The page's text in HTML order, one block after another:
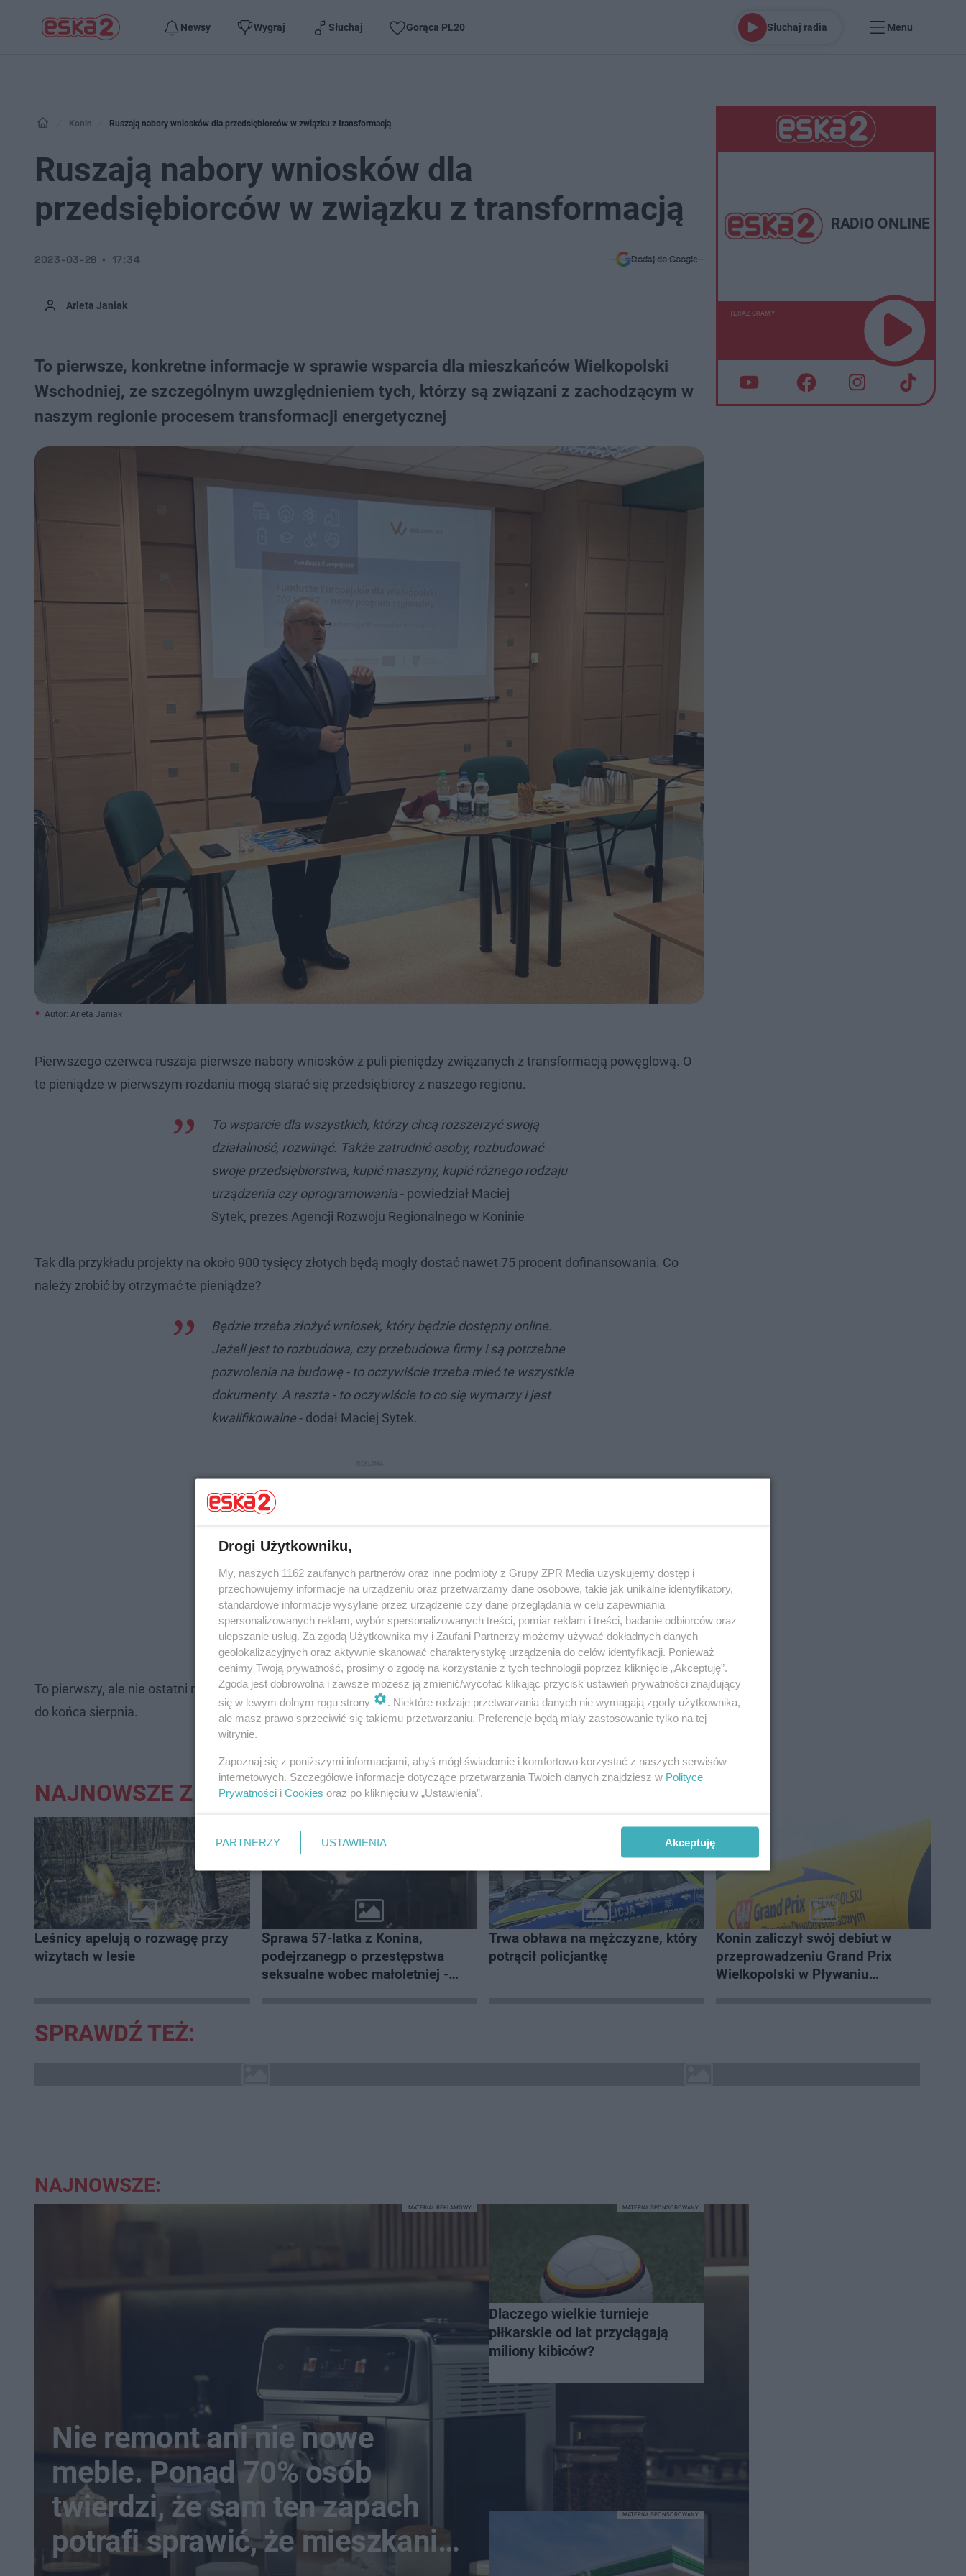
Newsy Wygraj Słuchaj Gorąca PL20 Słuchaj radia Menu
Konin Ruszają nabory wniosków dla przedsiębiorców w związku z transformacją
Ruszają nabory wniosków dla
przedsiębiorców w związku z transformacją
Arleta Janiak
2023-03-28 17:34 Dodaj do Google
To pierwsze, konkretne informacje w sprawie wsparcia dla mieszkańców Wielkopolski
Wschodniej, ze szczególnym uwzględnieniem tych, którzy są związani z zachodzącym w
naszym regionie procesem transformacji energetycznej
Autor: Arleta Janiak
Pierwszego czerwca ruszaja pierwsze nabory wniosków z puli pieniędzy związanych z transformacją powęglową. O
te pieniądze w pierwszym rozdaniu mogą starać się przedsiębiorcy z naszego regionu.
To wsparcie dla wszystkich, którzy chcą rozszerzyć swoją
działalność, rozwinąć. Także zatrudnić osoby, rozbudować
swoje przedsiębiorstwa, kupić maszyny, kupić różnego rodzaju
urządzenia czy oprogramowania- powiedział Maciej
Sytek, prezes Agencji Rozwoju Regionalnego w Koninie
Tak dla przykładu projekty na około 900 tysięcy złotych będą mogły dostać nawet 75 procent dofinansowania. Co
należy zrobić by otrzymać te pieniądze?
Będzie trzeba złożyć wniosek, który będzie dostępny online.
Jeżeli jest to rozbudowa, czy przebudowa firmy i są potrzebne
pozwolenia na budowę - to oczywiście trzeba mieć te wszystkie
dokumenty. A reszta - to oczywiście to co się wymarzy i jest
kwalifikowalne- dodał Maciej Sytek.
To pierwszy, ale nie ostatni nabór wniosków w tym roku. Wnioski w ramach tej transzy przedsiębiorcy mogą składać
do końca sierpnia.
RADIO ONLINE
TERAZ GRAMY
NAJNOWSZE Z DZIAŁU:
Leśnicy apelują o rozwagę przy
wizytach w lesie
Sprawa 57-latka z Konina,
podejrzanegp o przestępstwa
seksualne wobec małoletniej -
Trwa obława na mężczyzne, który
potrącił policjantkę
Konin zaliczył swój debiut w
przeprowadzeniu Grand Prix
Wielkopolski w Pływaniu
SPRAWDŹ TEŻ:
NAJNOWSZE:
Nie remont ani nie nowe
meble. Ponad 70% osób
twierdzi, że sam ten zapach
potrafi sprawić, że mieszkanie
MATERIAŁ REKLAMOWY
Dlaczego wielkie turnieje
piłkarskie od lat przyciągają
miliony kibiców?
MATERIAŁ SPONSOROWANY
MATERIAŁ SPONSOROWANY
Drogi Użytkowniku,
My, naszych 1162 zaufanych partnerów oraz inne podmioty z Grupy ZPR Media uzyskujemy dostęp i
przechowujemy informacje na urządzeniu oraz przetwarzamy dane osobowe, takie jak unikalne identyfikatory,
standardowe informacje wysyłane przez urządzenie czy dane przeglądania w celu zapewniania
spersonalizowanych reklam, wybór spersonalizowanych treści, pomiar reklam i treści, badanie odbiorców oraz
ulepszanie usług. Za zgodą Użytkownika my i Zaufani Partnerzy możemy używać dokładnych danych
geolokalizacyjnych oraz aktywnie skanować charakterystykę urządzenia do celów identyfikacji. Ponieważ
cenimy Twoją prywatność, prosimy o zgodę na korzystanie z tych technologii poprzez kliknięcie „Akceptuję”.
Zgoda jest dobrowolna i zawsze możesz ją zmienić/wycofać klikając przycisk ustawień prywatności znajdujący
się w lewym dolnym rogu strony
. Niektóre rodzaje przetwarzania danych nie wymagają zgody użytkownika,
ale masz prawo sprzeciwić się takiemu przetwarzaniu. Preferencje będą miały zastosowanie tylko na tej
witrynie.
Zapoznaj się z poniższymi informacjami, abyś mógł świadomie i komfortowo korzystać z naszych serwisów
internetowych. Szczegółowe informacje dotyczące przetwarzania Twoich danych znajdziesz w Polityce
Prywatności i Cookies oraz po kliknięciu w „Ustawienia”.
PARTNERZY USTAWIENIA Akceptuję